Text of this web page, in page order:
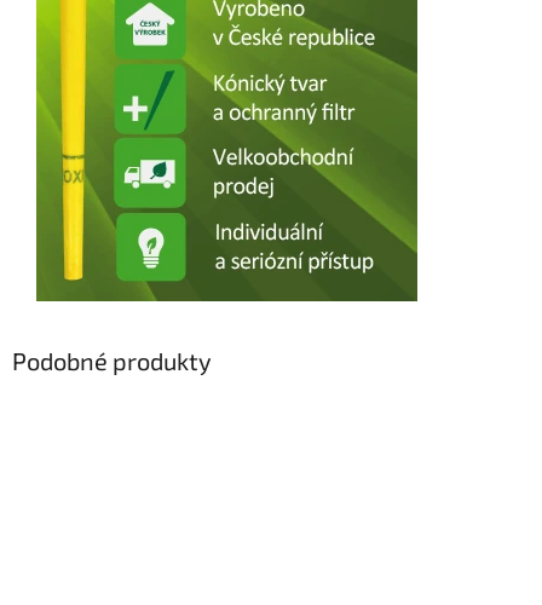
Podobné produkty